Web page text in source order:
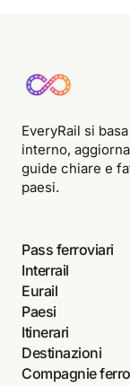
EveryRail si
interno,
guide chiare e
paesi.
Pass ferroviari
Interrail
Eurail
Paesi
Itinerari
Destinazioni
Compagnie